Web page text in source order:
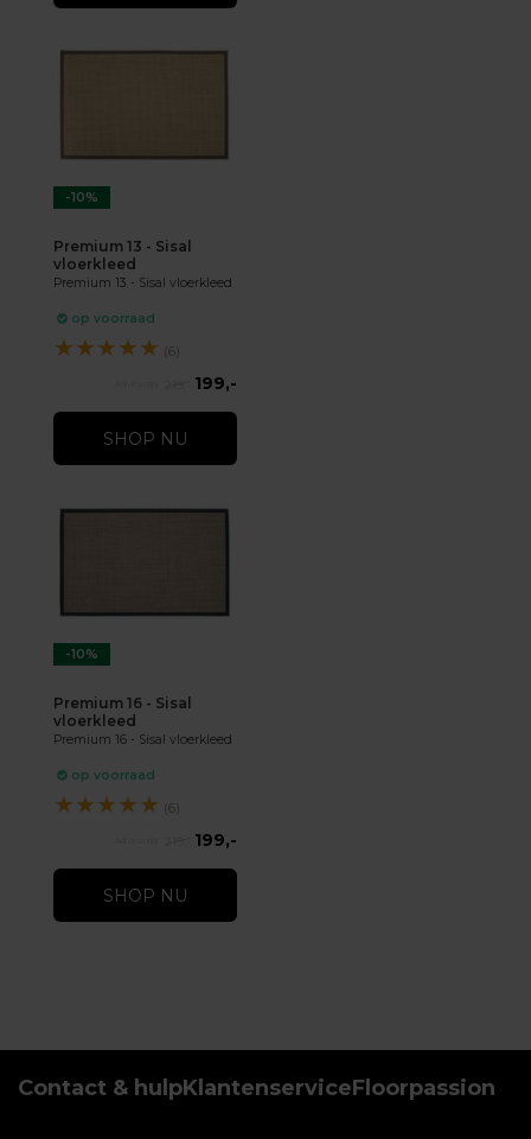
-10%
Premium 13 - Sisal
vloerkleed
Premium 13 - Sisal vloerkleed
op voorraad
★★★★★ (6)
199,-
SHOP NU
-10%
Premium 16 - Sisal
vloerkleed
Premium 16 - Sisal vloerkleed
op voorraad
★★★★★ (6)
199,-
SHOP NU
Contact & hulpKlantenserviceFloorpassion